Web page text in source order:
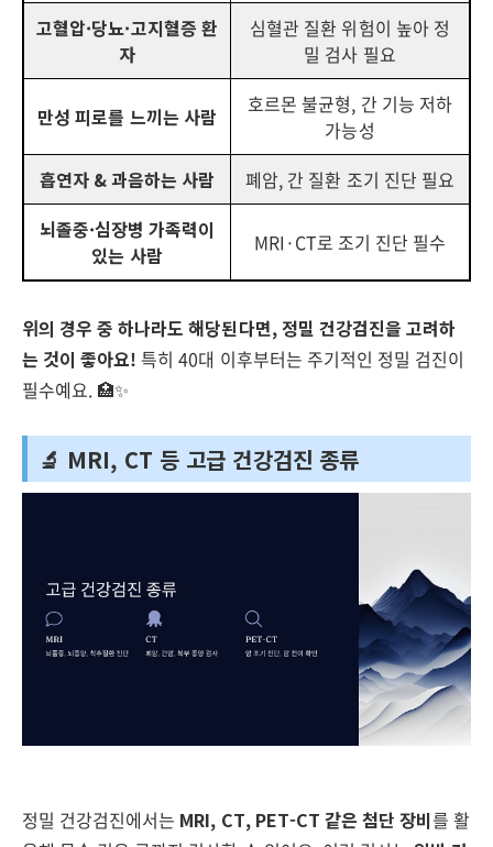
고혈압·당뇨·고지혈증 환
자
심혈관 질환 위험이 높아 정
밀 검사 필요
만성 피로를 느끼는 사람
호르몬 불균형, 간 기능 저하
가능성
흡연자 & 과음하는 사람
폐암, 간 질환 조기 진단 필요
뇌졸중·심장병 가족력이
있는 사람
MRI·CT로 조기 진단 필수
위의 경우 중 하나라도 해당된다면, 정밀 건강검진을 고려하
는 것이 좋아요! 특히 40대 이후부터는 주기적인 정밀 검진이
필수예요. 🏥✨
🔬 MRI, CT 등 고급 건강검진 종류
정밀 건강검진에서는 MRI, CT, PET-CT 같은 첨단 장비를 활